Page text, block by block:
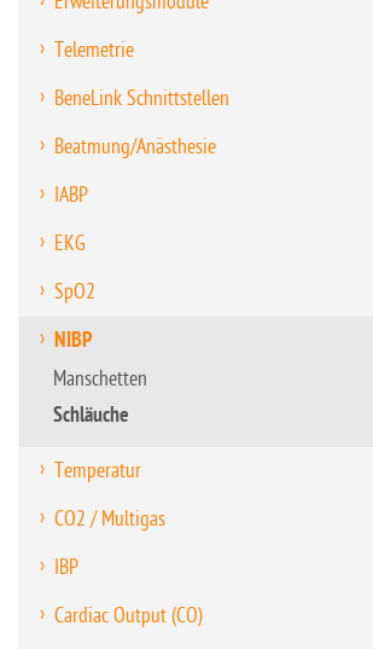
Telemetrie
BeneLink Schnittstellen
Beatmung/Anästhesie
IABP
EKG
SpO2
NIBP
Manschetten
Schläuche
Temperatur
CO2 / Multigas
IBP
Cardiac Output (CO)